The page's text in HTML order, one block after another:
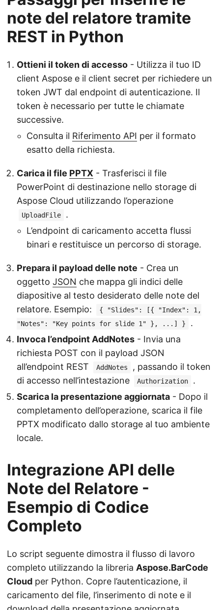
note del relatore tramite
REST in Python
Ottieni il token di accesso - Utilizza il tuo ID
client Aspose e il client secret per richiedere un
token JWT dal endpoint di autenticazione. Il
token è necessario per tutte le chiamate
successive.
Consulta il Riferimento API per il formato
esatto della richiesta.
Carica il file PPTX - Trasferisci il file
PowerPoint di destinazione nello storage di
Aspose Cloud utilizzando l’operazione
UploadFile
.
L’endpoint di caricamento accetta flussi
binari e restituisce un percorso di storage.
Prepara il payload delle note - Crea un
oggetto JSON che mappa gli indici delle
diapositive al testo desiderato delle note del
relatore. Esempio:
{ "Slides": [{ "Index": 1,
"Notes": "Key points for slide 1" }, ...] }
.
Invoca l’endpoint AddNotes - Invia una
richiesta POST con il payload JSON
all’endpoint REST
AddNotes
, passando il token
di accesso nell’intestazione
Authorization
.
Scarica la presentazione aggiornata - Dopo il
completamento dell’operazione, scarica il file
PPTX modificato dallo storage al tuo ambiente
locale.
Integrazione API delle
Note del Relatore -
Esempio di Codice
Completo
Lo script seguente dimostra il flusso di lavoro
completo utilizzando la libreria Aspose.BarCode
Cloud per Python. Copre l’autenticazione, il
caricamento del file, l’inserimento di note e il